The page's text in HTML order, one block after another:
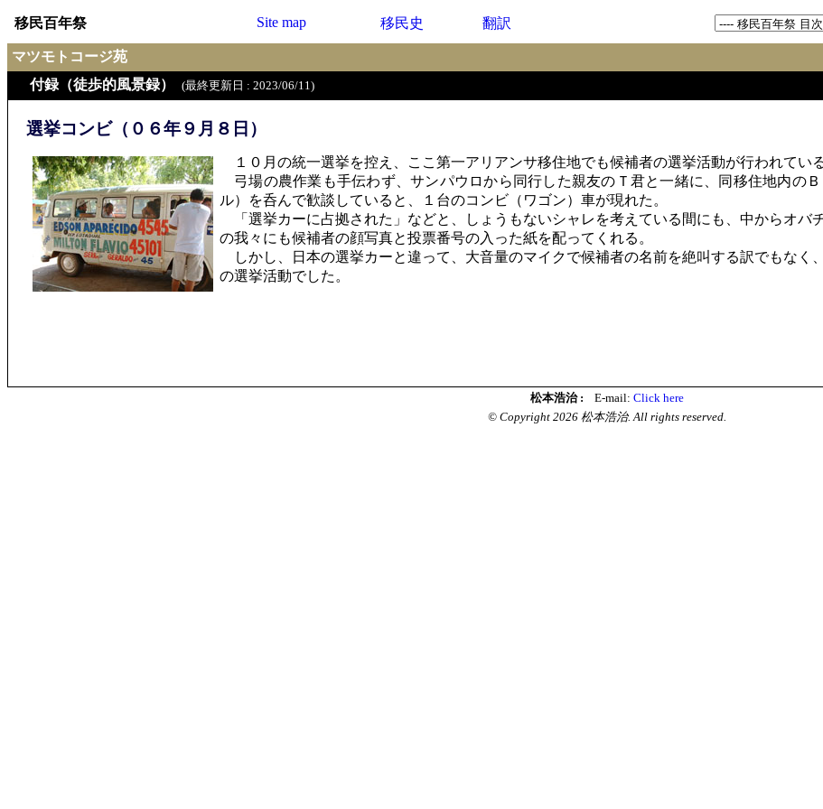
移民百年祭 Site map 移民史 翻訳
マツモトコージ苑
付録（徒歩的風景録）
(最終更新日 : 2023/06/11)
選挙コンビ（０６年９月８日）
１０月の統一選挙を控え、ここ第一アリアンサ移住地でも候補者の選挙活動が行われている
弓場の農作業も手伝わず、サンパウロから同行した親友のＴ君と一緒に、同移住地内の
ル）を呑んで歓談していると、１台のコンビ（ワゴン）車が現れた。
「選挙カーに占拠された」などと、しょうもないシャレを考えている間にも、中からオバ
の我々にも候補者の顔写真と投票番号の入った紙を配ってくれる。
しかし、日本の選挙カーと違って、大音量のマイクで候補者の名前を絶叫する訳でもなく
の選挙活動でした。
松本浩治 : E-mail: Click here
© Copyright 2026 松本浩治. All rights reserved.